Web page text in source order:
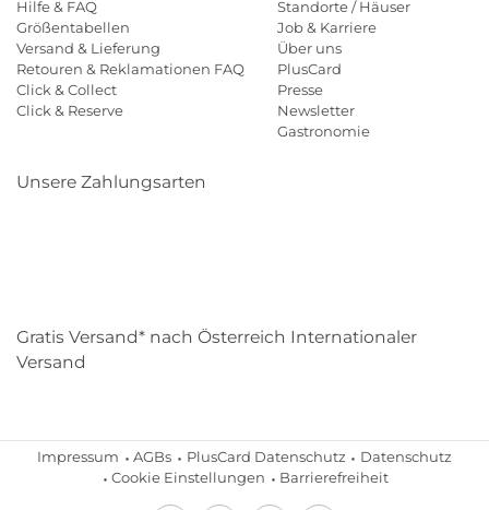
Hilfe & FAQ
Größentabellen
Versand & Lieferung
Retouren & Reklamationen FAQ
Click & Collect
Click & Reserve
Standorte / Häuser
Job & Karriere
Über uns
PlusCard
Presse
Newsletter
Gastronomie
Unsere Zahlungsarten
Gratis Versand* nach Österreich Internationaler
Versand
Impressum AGBs PlusCard Datenschutz
Datenschutz
Cookie Einstellungen
Barrierefreiheit